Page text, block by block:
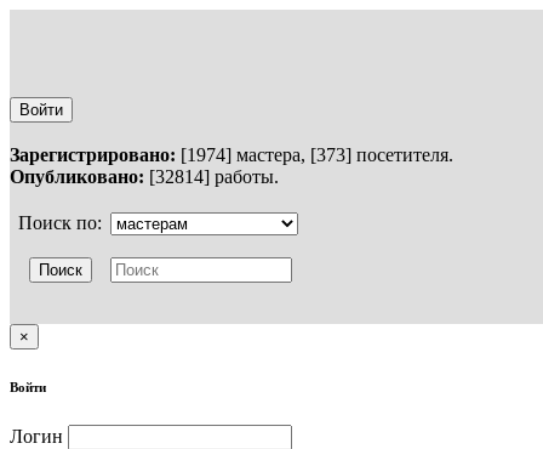
Войти
Зарегистрировано: [1974] мастера, [373] посетителя.
Опубликовано: [32814] работы.
Поиск по:
×
Войти
Логин